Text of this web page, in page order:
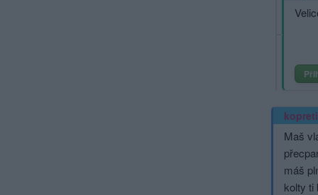
Maš
máš
kolty ti